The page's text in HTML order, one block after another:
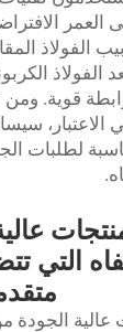
الفولاذ
قوية.
الاعتبار،
لطلبات
التي
الجودة